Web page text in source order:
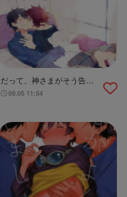
だって、神さまがそう告げ
てる09.05 11:54